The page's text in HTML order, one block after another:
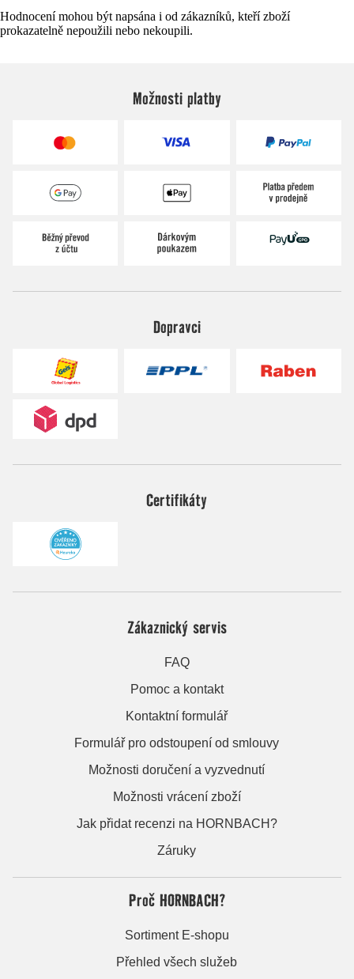
Hodnocení mohou být napsána i od zákazníků, kteří zboží
prokazatelně nepoužili nebo nekoupili.
Možnosti platby
Dopravci
Certifikáty
Zákaznický servis
FAQ
Pomoc a kontakt
Kontaktní formulář
Formulář pro odstoupení od smlouvy
Možnosti doručení a vyzvednutí
Možnosti vrácení zboží
Jak přidat recenzi na HORNBACH?
Záruky
Proč HORNBACH?
Sortiment E-shopu
Přehled všech služeb